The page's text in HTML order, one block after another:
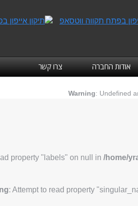
אודות החברה צרו קשר
Warning: Undefined
property "labels" on null in /home/
: Attempt to read property